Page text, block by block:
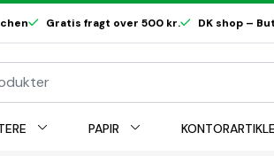
Gratis fragt over 500 kr. DK shop –
PAPIR